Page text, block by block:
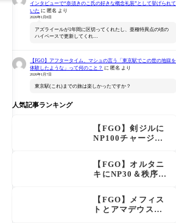
インタビューで“奈須きのこ氏の好きな概念礼装”として挙げられて
いた に 匿名 より
2026年1月8日
アズライールが1年間に区切ってくれたし、亜種特異点の頃の
ハイペースで更新してくれ…
【FGO】アフタータイム、マシュの言う「東京駅でこの世の地獄を
体験したような」って何のこと？ に 匿名 より
2026年1月7日
東京駅(これ)までの旅は楽しかったですか？
人気記事ランキング
【FGO】剣ジルに
NP100チャージ条
きく強化
【FGO】オルタニ
キにNP30＆秩序特
え？！レオニダス
も超強化で「低レ
アとは思えない」
【FGO】メフィス
トとアマデウスが